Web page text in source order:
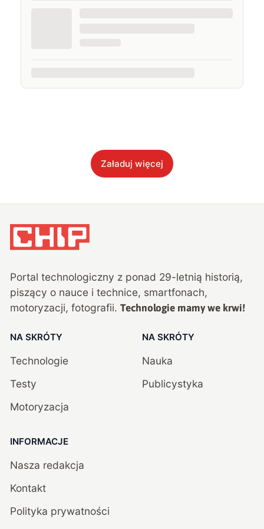
Załaduj więcej
Portal technologiczny z ponad 29-letnią historią,
piszący o nauce i technice, smartfonach,
motoryzacji, fotografii. Technologie mamy we krwi!
NA SKRÓTY
Technologie
Testy
Motoryzacja
NA SKRÓTY
Nauka
Publicystyka
INFORMACJE
Nasza redakcja
Kontakt
Polityka prywatności